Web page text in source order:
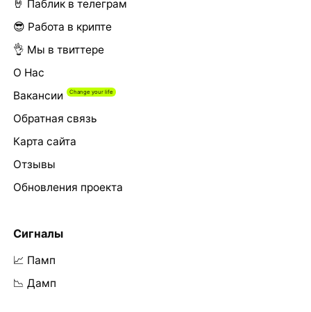
🤘 Паблик в телеграм
😎 Работа в крипте
👌 Мы в твиттере
О Нас
Вакансии
Обратная связь
Карта сайта
Отзывы
Обновления проекта
Сигналы
📈 Памп
📉 Дамп